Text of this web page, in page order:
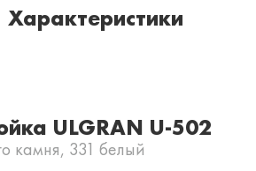
Характеристики
ULGRAN U-502
камня, 331 белый